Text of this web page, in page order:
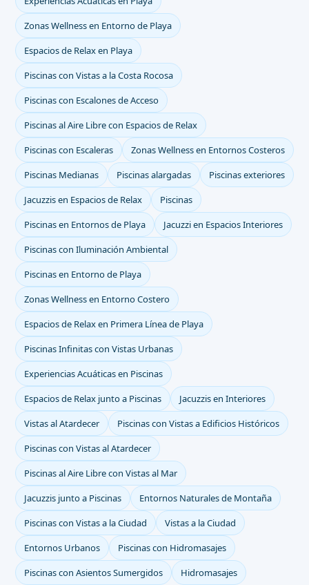
Zonas Wellness en Entorno de Playa
Espacios de Relax en Playa
Piscinas con Vistas a la Costa Rocosa
Piscinas con Escalones de Acceso
Piscinas al Aire Libre con Espacios de Relax
Piscinas con Escaleras
Zonas Wellness en Entornos Costeros
Piscinas Medianas
Piscinas alargadas
Piscinas exteriores
Jacuzzis en Espacios de Relax
Piscinas
Piscinas en Entornos de Playa
Jacuzzi en Espacios Interiores
Piscinas con Iluminación Ambiental
Piscinas en Entorno de Playa
Zonas Wellness en Entorno Costero
Espacios de Relax en Primera Línea de Playa
Piscinas Infinitas con Vistas Urbanas
Experiencias Acuáticas en Piscinas
Espacios de Relax junto a Piscinas
Jacuzzis en Interiores
Vistas al Atardecer
Piscinas con Vistas a Edificios Históricos
Piscinas con Vistas al Atardecer
Piscinas al Aire Libre con Vistas al Mar
Jacuzzis junto a Piscinas
Entornos Naturales de Montaña
Piscinas con Vistas a la Ciudad
Vistas a la Ciudad
Entornos Urbanos
Piscinas con Hidromasajes
Piscinas con Asientos Sumergidos
Hidromasajes